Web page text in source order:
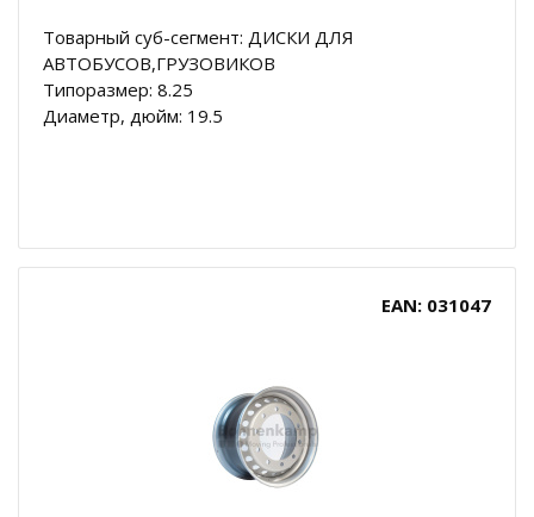
Товарный суб-сегмент: ДИСКИ ДЛЯ
АВТОБУСОВ,ГРУЗОВИКОВ
Типоразмер: 8.25
Диаметр, дюйм: 19.5
EAN: 031047